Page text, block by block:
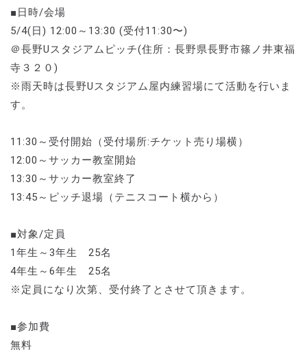
■日時/会場
5/4(日) 12:00～13:30 (受付11:30〜)
＠長野Uスタジアムピッチ(住所：長野県長野市篠ノ井東福
寺３２０)
※雨天時は長野Uスタジアム屋内練習場にて活動を行いま
す。
11:30～受付開始（受付場所:チケット売り場横）
12:00～サッカー教室開始
13:30～サッカー教室終了
13:45～ピッチ退場（テニスコート横から）
■対象/定員
1年生～3年生 25名
4年生～6年生 25名
※定員になり次第、受付終了とさせて頂きます。
■参加費
無料